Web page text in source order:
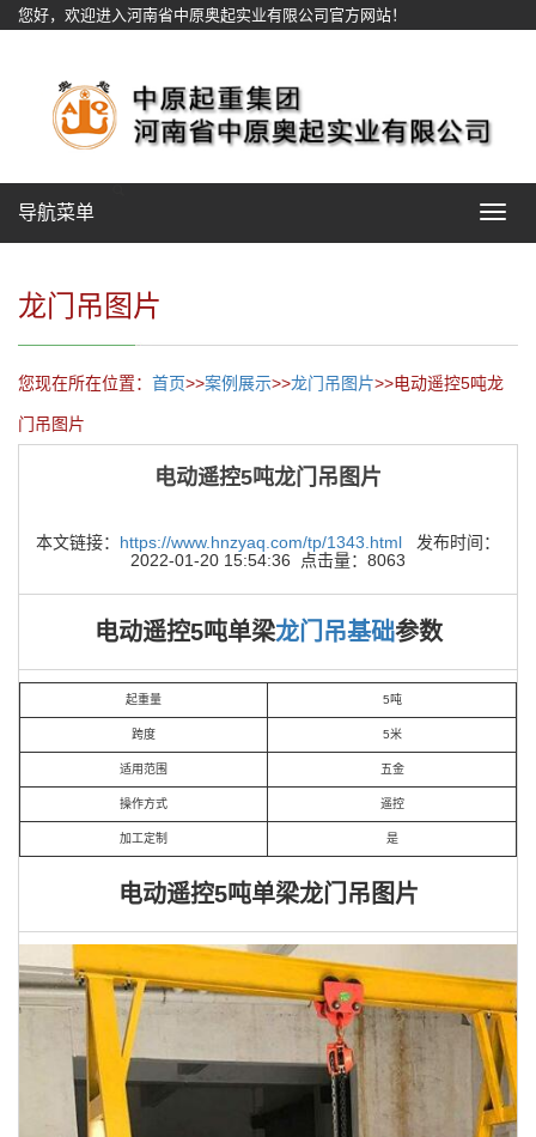
您好，欢迎进入河南省中原奥起实业有限公司官方网站！
Toggle
导航菜单
龙门吊图片
您现在所在位置： 首页>>案例展示>>龙门吊图片>>电动遥控5吨龙
门吊图片
电动遥控5吨龙门吊图片
本文链接： https://www.hnzyaq.com/tp/1343.html 发布时间：
2022-01-20 15:54:36 点击量：8063
电动遥控5吨单梁龙门吊基础参数
起重量 5吨
跨度 5米
适用范围 五金
操作方式 遥控
加工定制 是
电动遥控5吨单梁龙门吊图片